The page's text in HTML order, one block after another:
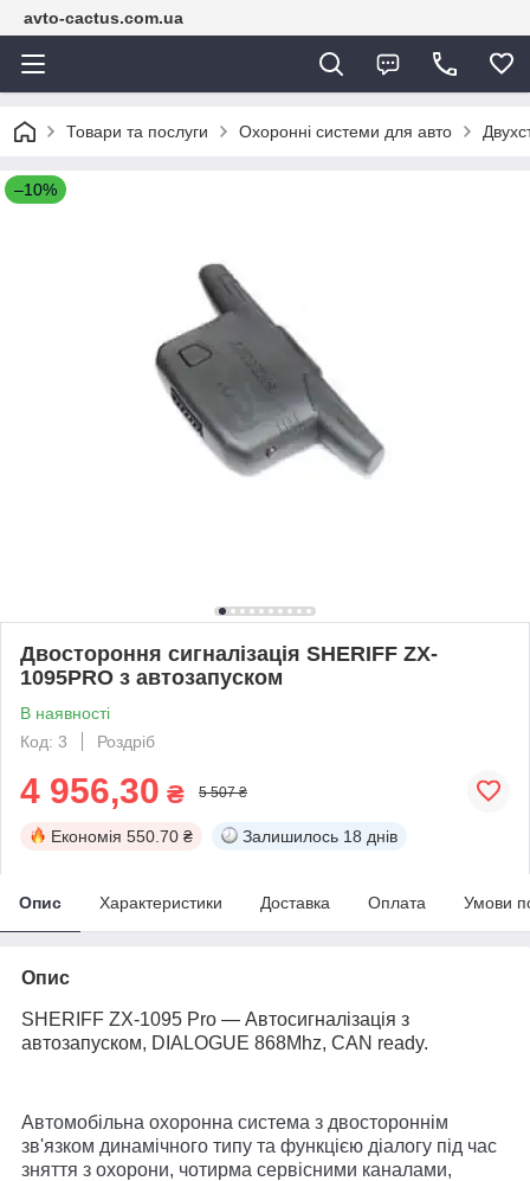
avto-cactus.com.ua
Товари та послуги Охоронні системи для авто
–10%
Двостороння сигналізація SHERIFF ZX-
1095PRO з автозапуском
В наявності
Код: 3
Роздріб
4 956,30 ₴ 5 507 ₴
Економія 550.70 ₴ Залишилось 18 днів
Опис Характеристики Доставка Оплата Умови
Опис
SHERIFF ZX-1095 Pro — Автосигналізація з
автозапуском, DIALOGUE 868Mhz, CAN ready.
Автомобільна охоронна система з двостороннім
зв'язком динамічного типу та функцією діалогу під час
зняття з охорони, чотирма сервісними каналами,